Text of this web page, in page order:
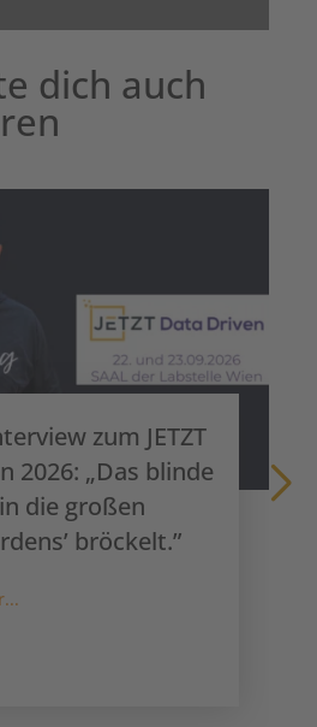
dich auch
zum JETZT
2026: „Das blinde
die großen
bröckelt.”